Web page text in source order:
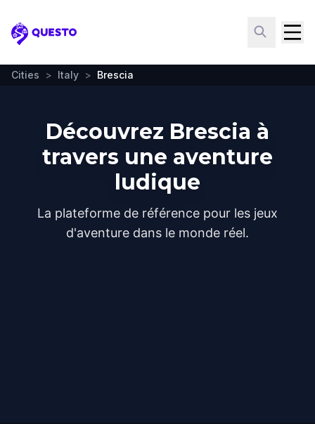
Questo
Cities > Italy > Brescia
Découvrez Brescia à
travers une aventure
ludique
La plateforme de référence pour les jeux
d'aventure dans le monde réel.